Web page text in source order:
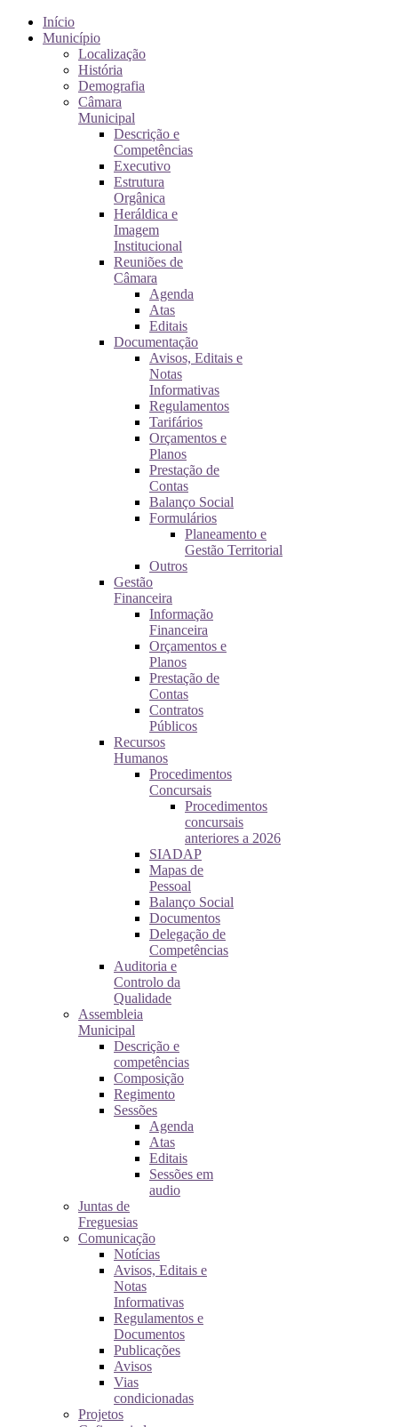
Início
Município
Localização
História
Demografia
Câmara
Municipal
Descrição e
Competências
Executivo
Estrutura
Orgânica
Heráldica e
Imagem
Institucional
Reuniões de
Câmara
Agenda
Atas
Editais
Documentação
Avisos, Editais e
Notas
Informativas
Regulamentos
Tarifários
Orçamentos e
Planos
Prestação de
Contas
Balanço Social
Formulários
Planeamento e
Gestão Territorial
Outros
Gestão
Financeira
Informação
Financeira
Orçamentos e
Planos
Prestação de
Contas
Contratos
Públicos
Recursos
Humanos
Procedimentos
Concursais
Procedimentos
concursais
anteriores a 2026
SIADAP
Mapas de
Pessoal
Balanço Social
Documentos
Delegação de
Competências
Auditoria e
Controlo da
Qualidade
Assembleia
Municipal
Descrição e
competências
Composição
Regimento
Sessões
Agenda
Atas
Editais
Sessões em
audio
Juntas de
Freguesias
Comunicação
Notícias
Avisos, Editais e
Notas
Informativas
Regulamentos e
Documentos
Publicações
Avisos
Vias
condicionadas
Projetos